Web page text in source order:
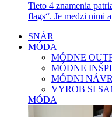
Tieto 4 znamenia
flags“. Je medzi nimi
SNÁR
MÓDA
MÓDNE
MÓDNE
MÓDNI
VYROB SI
MÓDA